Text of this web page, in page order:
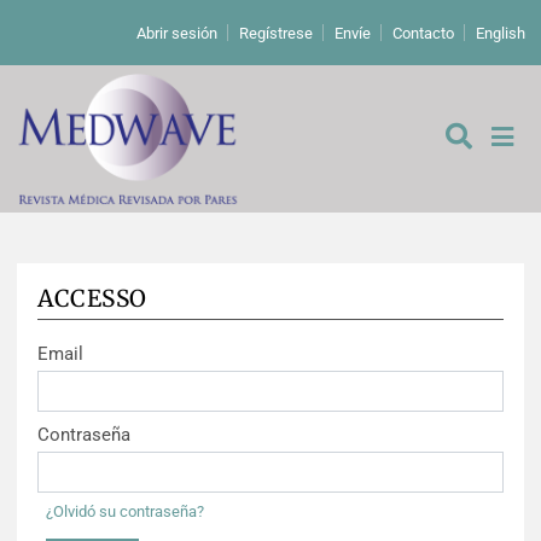
Abrir sesión Regístrese Envíe Contacto English
De los editores
Editoriales
Comentarios
Cartas a los editores
Estudios originales
Estudios cualitativos
Análisis
ACCESSO
Email
Contraseña
¿Olvidó su contraseña?